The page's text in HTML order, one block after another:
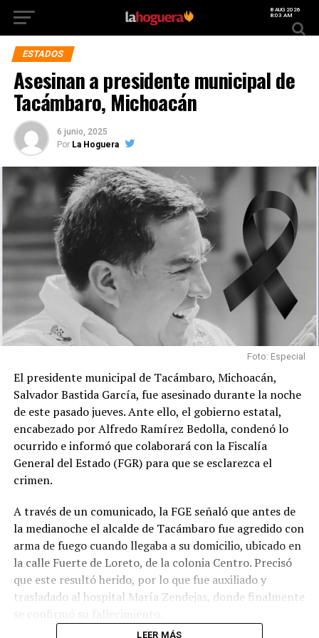
8 AUG 2026
8:03 AM
ESTADOS
Asesinan a presidente municipal de
Tacámbaro, Michoacán
6 junio, 2025
Por La Hoguera
Foto: Especial
El presidente municipal de Tacámbaro, Michoacán,
Salvador Bastida García, fue asesinado durante la noche
de este pasado jueves. Ante ello, el gobierno estatal,
encabezado por Alfredo Ramírez Bedolla, condenó lo
ocurrido e informó que colaborará con la Fiscalía
General del Estado (FGR) para que se esclarezca el
crimen.
A través de un comunicado, la FGE señaló que antes de
la medianoche el alcalde de Tacámbaro fue agredido con
arma de fuego cuando llegaba a su domicilio, ubicado en
la calle Fuerte de Loreto, de la colonia Centro. Precisó
que este resultó herido, por lo que fue auxiliado y
trasladado al hospital María Zendejas, donde finalmente
LEER MÁS